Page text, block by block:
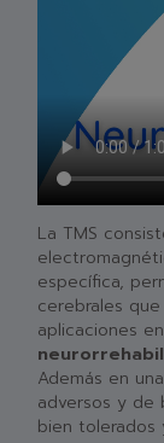
La TMS
específica,
cerebrales
aplicaciones en
Además en
adversos y de
bien tolerados